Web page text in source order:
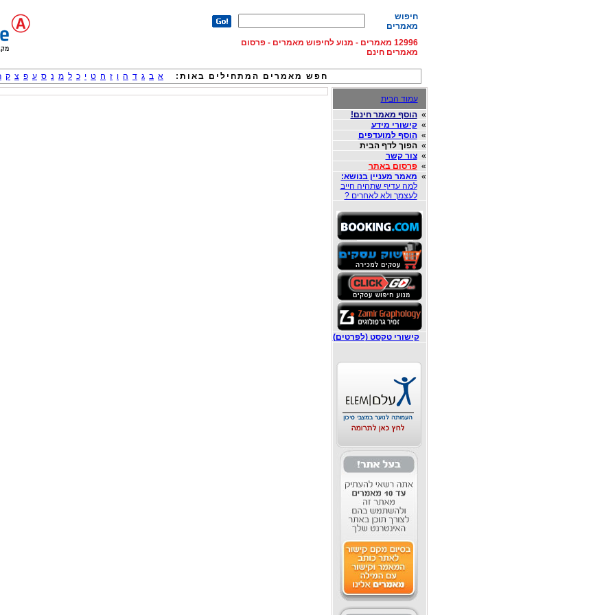
חיפוש
מאמרים
12996 מאמרים - מנוע לחיפוש מאמרים - פרסום
מאמרים חינם
חפש מאמרים המתחילים באות: א ב ג ד ה ו ז ח ט י כ ל מ נ ס ע פ צ ק
עמוד הבית
»הוסף מאמר חינם!
»קישורי מידע
»הוסף למועדפים
»הפוך לדף הבית
»צור קשר
»פרסום באתר
» מאמר מעניין בנושא:
למה עדיף שתהיה חייב
לעצמך ולא לאחרים ?
קישורי טקסט (לפרטים)